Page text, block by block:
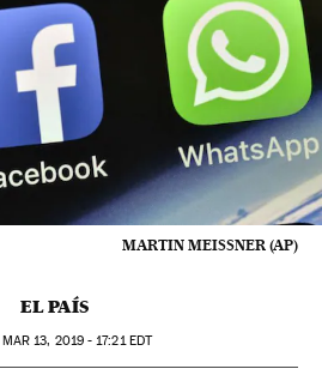
MARTIN MEISSNER (AP)
EL PAÍS
MAR 13, 2019 - 17:21 EDT